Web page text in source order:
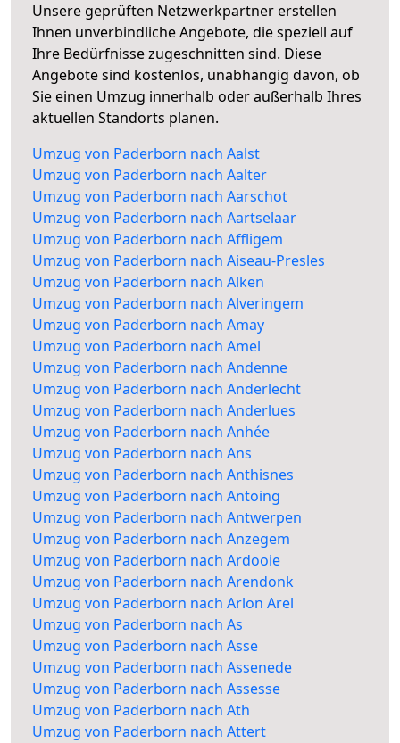
Unsere geprüften Netzwerkpartner erstellen
Ihnen unverbindliche Angebote, die speziell auf
Ihre Bedürfnisse zugeschnitten sind. Diese
Angebote sind kostenlos, unabhängig davon, ob
Sie einen Umzug innerhalb oder außerhalb Ihres
aktuellen Standorts planen.
Umzug von Paderborn nach Aalst
Umzug von Paderborn nach Aalter
Umzug von Paderborn nach Aarschot
Umzug von Paderborn nach Aartselaar
Umzug von Paderborn nach Affligem
Umzug von Paderborn nach Aiseau-Presles
Umzug von Paderborn nach Alken
Umzug von Paderborn nach Alveringem
Umzug von Paderborn nach Amay
Umzug von Paderborn nach Amel
Umzug von Paderborn nach Andenne
Umzug von Paderborn nach Anderlecht
Umzug von Paderborn nach Anderlues
Umzug von Paderborn nach Anhée
Umzug von Paderborn nach Ans
Umzug von Paderborn nach Anthisnes
Umzug von Paderborn nach Antoing
Umzug von Paderborn nach Antwerpen
Umzug von Paderborn nach Anzegem
Umzug von Paderborn nach Ardooie
Umzug von Paderborn nach Arendonk
Umzug von Paderborn nach Arlon Arel
Umzug von Paderborn nach As
Umzug von Paderborn nach Asse
Umzug von Paderborn nach Assenede
Umzug von Paderborn nach Assesse
Umzug von Paderborn nach Ath
Umzug von Paderborn nach Attert